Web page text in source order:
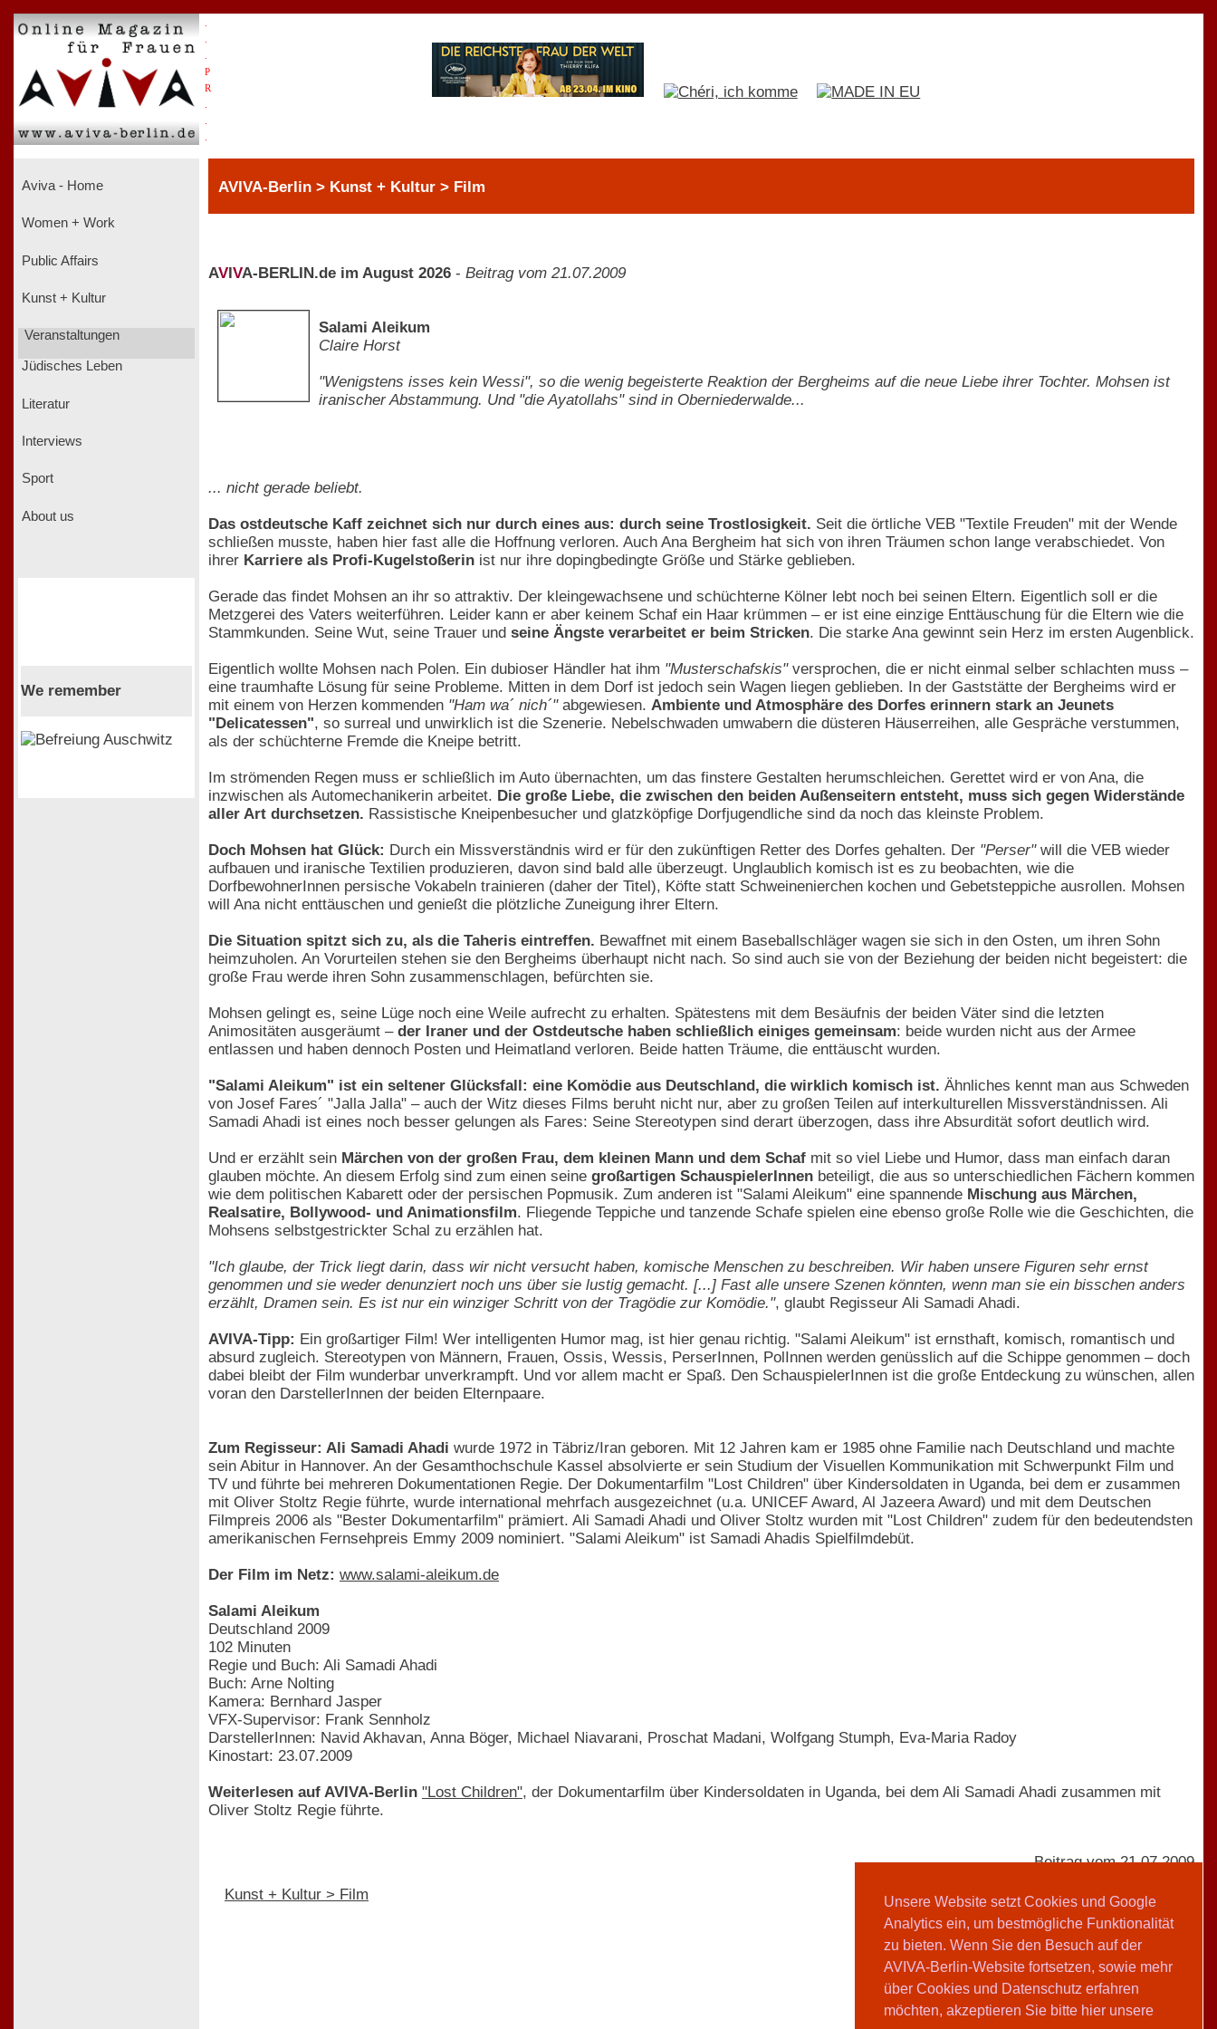
Unsere Website setzt Cookies und Google
Analytics ein, um bestmögliche Funktionalität
zu bieten. Wenn Sie den Besuch auf der
AVIVA-Berlin-Website fortsetzen, sowie mehr
über Cookies und Datenschutz erfahren
möchten, akzeptieren Sie bitte hier unsere
P
R
Aviva - Home
Women + Work
Public Affairs
Kunst + Kultur
Veranstaltungen
Jüdisches Leben
Literatur
Interviews
Sport
About us
We remember
AVIVA-Berlin > Kunst + Kultur > Film
AV VA-BERLIN.de im August 2026 - Beitrag vom 21.07.2009
Salami Aleikum
Claire Horst
"Wenigstens isses kein Wessi", so die wenig begeisterte Reaktion der Bergheims auf die neue Liebe ihrer Tochter. Mohsen ist
iranischer Abstammung. Und "die Ayatollahs" sind in Oberniederwalde...
... nicht gerade beliebt.
Das ostdeutsche Kaff zeichnet sich nur durch eines aus: durch seine Trostlosigkeit. Seit die örtliche VEB "Textile Freuden" mit der Wende
schließen musste, haben hier fast alle die Hoffnung verloren. Auch Ana Bergheim hat sich von ihren Träumen schon lange verabschiedet. Von
ihrer Karriere als Profi-Kugelstoßerin ist nur ihre dopingbedingte Größe und Stärke geblieben.
Gerade das findet Mohsen an ihr so attraktiv. Der kleingewachsene und schüchterne Kölner lebt noch bei seinen Eltern. Eigentlich soll er die
Metzgerei des Vaters weiterführen. Leider kann er aber keinem Schaf ein Haar krümmen – er ist eine einzige Enttäuschung für die Eltern wie die
Stammkunden. Seine Wut, seine Trauer und seine Ängste verarbeitet er beim Stricken. Die starke Ana gewinnt sein Herz im ersten Augenblick.
Eigentlich wollte Mohsen nach Polen. Ein dubioser Händler hat ihm "Musterschafskis"versprochen, die er nicht einmal selber schlachten muss –
eine traumhafte Lösung für seine Probleme. Mitten in dem Dorf ist jedoch sein Wagen liegen geblieben. In der Gaststätte der Bergheims wird er
mit einem von Herzen kommenden "Ham wa´ nich´"abgewiesen. Ambiente und Atmosphäre des Dorfes erinnern stark an Jeunets
"Delicatessen", so surreal und unwirklich ist die Szenerie. Nebelschwaden umwabern die düsteren Häuserreihen, alle Gespräche verstummen,
als der schüchterne Fremde die Kneipe betritt.
Im strömenden Regen muss er schließlich im Auto übernachten, um das finstere Gestalten herumschleichen. Gerettet wird er von Ana, die
inzwischen als Automechanikerin arbeitet. Die große Liebe, die zwischen den beiden Außenseitern entsteht, muss sich gegen Widerstände
aller Art durchsetzen. Rassistische Kneipenbesucher und glatzköpfige Dorfjugendliche sind da noch das kleinste Problem.
Doch Mohsen hat Glück: Durch ein Missverständnis wird er für den zukünftigen Retter des Dorfes gehalten. Der "Perser"will die VEB wieder
aufbauen und iranische Textilien produzieren, davon sind bald alle überzeugt. Unglaublich komisch ist es zu beobachten, wie die
DorfbewohnerInnen persische Vokabeln trainieren (daher der Titel), Köfte statt Schweinenierchen kochen und Gebetsteppiche ausrollen. Mohsen
will Ana nicht enttäuschen und genießt die plötzliche Zuneigung ihrer Eltern.
Die Situation spitzt sich zu, als die Taheris eintreffen. Bewaffnet mit einem Baseballschläger wagen sie sich in den Osten, um ihren Sohn
heimzuholen. An Vorurteilen stehen sie den Bergheims überhaupt nicht nach. So sind auch sie von der Beziehung der beiden nicht begeistert: die
große Frau werde ihren Sohn zusammenschlagen, befürchten sie.
Mohsen gelingt es, seine Lüge noch eine Weile aufrecht zu erhalten. Spätestens mit dem Besäufnis der beiden Väter sind die letzten
Animositäten ausgeräumt – der Iraner und der Ostdeutsche haben schließlich einiges gemeinsam: beide wurden nicht aus der Armee
entlassen und haben dennoch Posten und Heimatland verloren. Beide hatten Träume, die enttäuscht wurden.
"Salami Aleikum" ist ein seltener Glücksfall: eine Komödie aus Deutschland, die wirklich komisch ist. Ähnliches kennt man aus Schweden
von Josef Fares´ "Jalla Jalla" – auch der Witz dieses Films beruht nicht nur, aber zu großen Teilen auf interkulturellen Missverständnissen. Ali
Samadi Ahadi ist eines noch besser gelungen als Fares: Seine Stereotypen sind derart überzogen, dass ihre Absurdität sofort deutlich wird.
Und er erzählt sein Märchen von der großen Frau, dem kleinen Mann und dem Schaf mit so viel Liebe und Humor, dass man einfach daran
glauben möchte. An diesem Erfolg sind zum einen seine großartigen SchauspielerInnen beteiligt, die aus so unterschiedlichen Fächern kommen
wie dem politischen Kabarett oder der persischen Popmusik. Zum anderen ist "Salami Aleikum" eine spannende Mischung aus Märchen,
Realsatire, Bollywood- und Animationsfilm. Fliegende Teppiche und tanzende Schafe spielen eine ebenso große Rolle wie die Geschichten, die
Mohsens selbstgestrickter Schal zu erzählen hat.
"Ich glaube, der Trick liegt darin, dass wir nicht versucht haben, komische Menschen zu beschreiben. Wir haben unsere Figuren sehr ernst
genommen und sie weder denunziert noch uns über sie lustig gemacht. [...] Fast alle unsere Szenen könnten, wenn man sie ein bisschen anders
erzählt, Dramen sein. Es ist nur ein winziger Schritt von der Tragödie zur Komödie.", glaubt Regisseur Ali Samadi Ahadi.
AVIVA-Tipp: Ein großartiger Film! Wer intelligenten Humor mag, ist hier genau richtig. "Salami Aleikum" ist ernsthaft, komisch, romantisch und
absurd zugleich. Stereotypen von Männern, Frauen, Ossis, Wessis, PerserInnen, PolInnen werden genüsslich auf die Schippe genommen – doch
dabei bleibt der Film wunderbar unverkrampft. Und vor allem macht er Spaß. Den SchauspielerInnen ist die große Entdeckung zu wünschen, allen
voran den DarstellerInnen der beiden Elternpaare.
Zum Regisseur: Ali Samadi Ahadi wurde 1972 in Täbriz/Iran geboren. Mit 12 Jahren kam er 1985 ohne Familie nach Deutschland und machte
sein Abitur in Hannover. An der Gesamthochschule Kassel absolvierte er sein Studium der Visuellen Kommunikation mit Schwerpunkt Film und
TV und führte bei mehreren Dokumentationen Regie. Der Dokumentarfilm "Lost Children" über Kindersoldaten in Uganda, bei dem er zusammen
mit Oliver Stoltz Regie führte, wurde international mehrfach ausgezeichnet (u.a. UNICEF Award, Al Jazeera Award) und mit dem Deutschen
Filmpreis 2006 als "Bester Dokumentarfilm" prämiert. Ali Samadi Ahadi und Oliver Stoltz wurden mit "Lost Children" zudem für den bedeutendsten
amerikanischen Fernsehpreis Emmy 2009 nominiert. "Salami Aleikum" ist Samadi Ahadis Spielfilmdebüt.
Der Film im Netz: www.salami-aleikum.de
Salami Aleikum
Deutschland 2009
102 Minuten
Regie und Buch: Ali Samadi Ahadi
Buch: Arne Nolting
Kamera: Bernhard Jasper
VFX-Supervisor: Frank Sennholz
DarstellerInnen: Navid Akhavan, Anna Böger, Michael Niavarani, Proschat Madani, Wolfgang Stumph, Eva-Maria Radoy
Kinostart: 23.07.2009
Weiterlesen auf AVIVA-Berlin "Lost Children", der Dokumentarfilm über Kindersoldaten in Uganda, bei dem Ali Samadi Ahadi zusammen mit
Oliver Stoltz Regie führte.
Kunst + Kultur > Film
Beitrag vom 21.07.2009
Claire Horst
Teilen